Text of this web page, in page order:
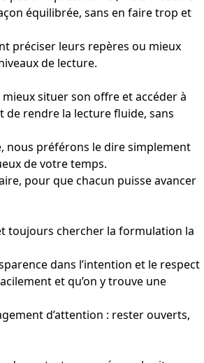
équilibrée, sans en faire trop et
préciser leurs repères ou mieux
de lecture.
situer son offre et accéder à
rendre la lecture fluide, sans
nous préférons le dire simplement
de votre temps.
pour que chacun puisse avancer
toujours chercher la formulation la
dans l’intention et le respect
et qu’on y trouve une
d’attention : rester ouverts,